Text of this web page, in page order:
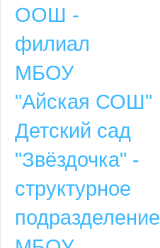
ООШ -
филиал
МБОУ
"Айская СОШ"
Детский сад
"Звёздочка" -
структурное
подразделение